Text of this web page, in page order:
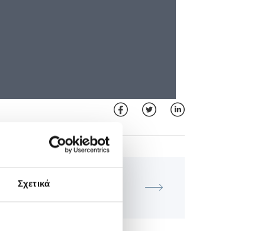
Σχετικά
Course INTRAPARTUM
CARE